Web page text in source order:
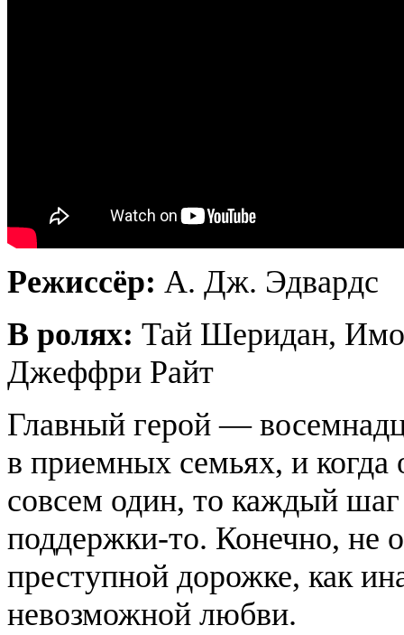
Режиссёр: А. Дж. Эдвардс
В ролях: Тай Шеридан,
Джеффри Райт
Главный герой —
в приемных семьях, и когда
совсем один, то каждый
поддержки-то. Конечно, не
преступной дорожке, как
невозможной любви.